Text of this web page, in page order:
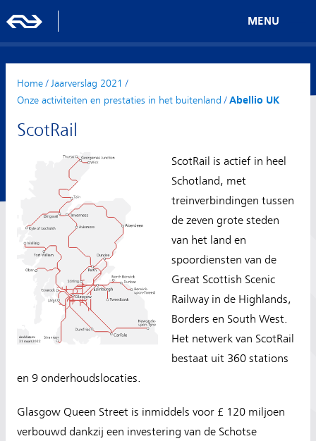
MENU
Home/ Jaarverslag 2021 /
Onze activiteiten en prestaties in het buitenland /Abellio UK
ScotRail
ScotRail is actief in heel
Schotland, met
treinverbindingen tussen
de zeven grote steden
van het land en
spoordiensten van de
Great Scottish Scenic
Railway in de Highlands,
Borders en South West.
Het netwerk van ScotRail
bestaat uit 360 stations
en 9 onderhoudslocaties.
Glasgow Queen Street is inmiddels voor £ 120 miljoen
verbouwd dankzij een investering van de Schotse